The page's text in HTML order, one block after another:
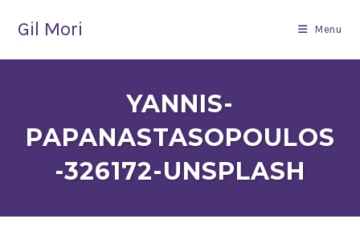
Gil Mori Menu
YANNIS-
PAPANASTASOPOULOS
-326172-UNSPLASH